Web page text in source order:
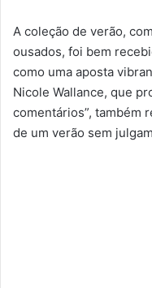
A coleção de verão,
ousados, foi bem
como uma aposta
Nicole Wallance, que
comentários”, também
de um verão sem